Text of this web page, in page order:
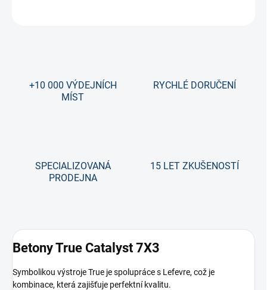
+10 000 VÝDEJNÍCH
MÍST
RYCHLÉ DORUČENÍ
SPECIALIZOVANÁ
PRODEJNA
15 LET ZKUŠENOSTÍ
Betony True Catalyst 7X3
Symbolikou výstroje True je spolupráce s Lefevre, což je
kombinace, která zajišťuje perfektní kvalitu.